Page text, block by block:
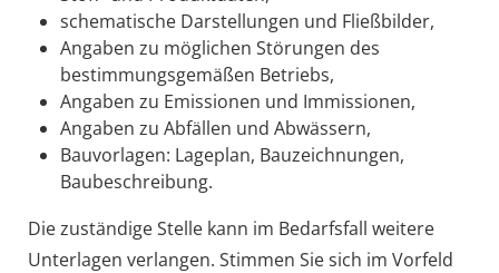
schematische Darstellungen und Fließbilder,
Angaben zu möglichen Störungen des
bestimmungsgemäßen Betriebs,
Angaben zu Emissionen und Immissionen,
Angaben zu Abfällen und Abwässern,
Bauvorlagen: Lageplan, Bauzeichnungen,
Baubeschreibung.
Die zuständige Stelle kann im Bedarfsfall weitere
Unterlagen verlangen. Stimmen Sie sich im Vorfeld